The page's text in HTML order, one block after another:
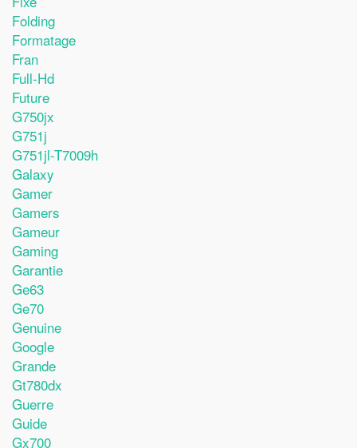
Folding
Formatage
Fran
Full-Hd
Future
G750jx
G751j
G751jl-T7009h
Galaxy
Gamer
Gamers
Gameur
Gaming
Garantie
Ge63
Ge70
Genuine
Google
Grande
Gt780dx
Guerre
Guide
Gx700